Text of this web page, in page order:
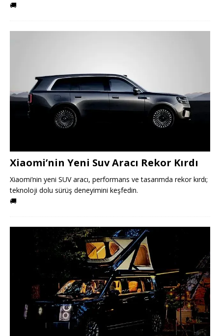
🚚
Xiaomi’nin Yeni Suv Aracı Rekor Kırdı
Xiaomi’nin yeni SUV aracı, performans ve tasarımda rekor kırdı;
teknoloji dolu sürüş deneyimini keşfedin.
🚚